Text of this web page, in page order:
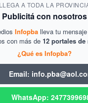
LLEGA A TODA LA
Publicitá con nosotros
Infopba lleva tu
con más de 12 portales
¿Qué es Infopba?
Email:
WhatsApp: